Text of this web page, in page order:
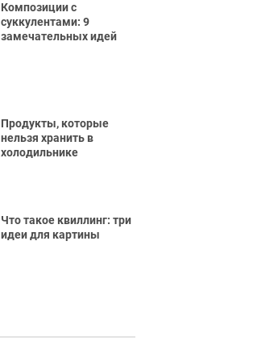
Композиции с
суккулентами: 9
замечательных идей
Продукты, которые
нельзя хранить в
холодильнике
Что такое квиллинг: три
идеи для картины